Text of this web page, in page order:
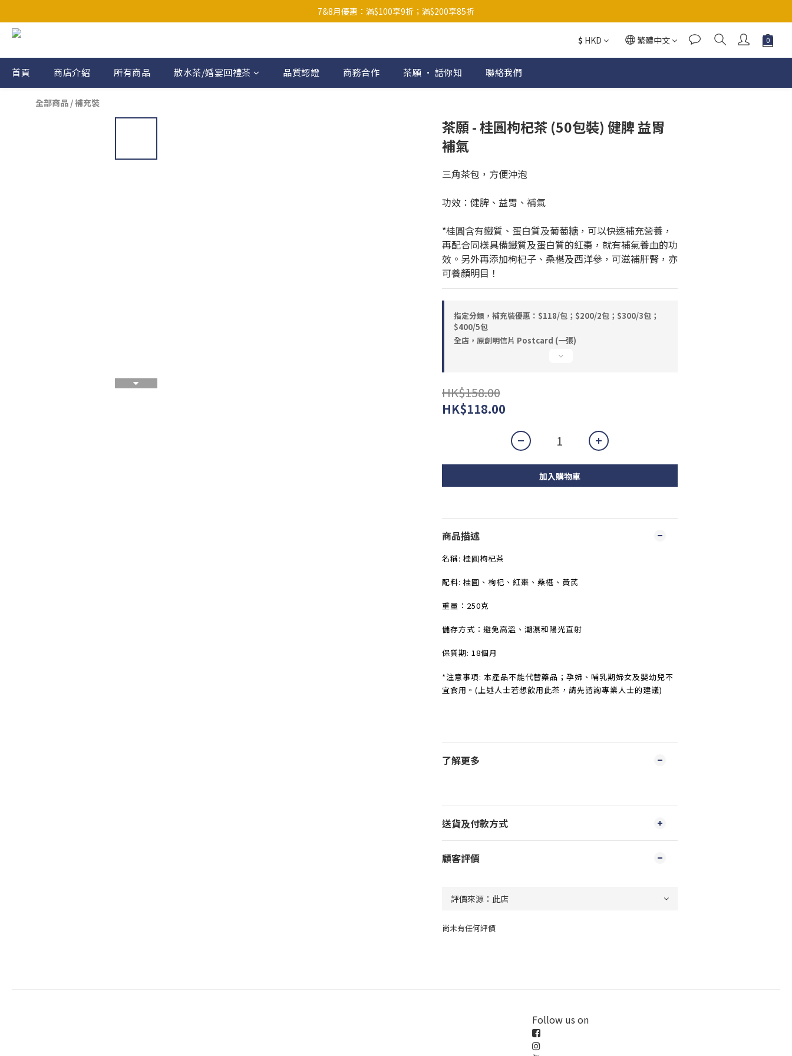
買滿$200免運費（智能櫃/順豐站等需下載順豐App接收取件碼）；買滿$300默認贈送花茶套裝 (*如想轉贈陶瓷杯，下單時請備註)
7&8月優惠：滿$100享9折；滿$200享85折
買滿$200免運費（智能櫃/順豐站等需下載順豐App接收取件碼）；買滿$300默認贈送花茶套裝 (*如想轉贈陶瓷杯，下單時請備註)
$ HKD 繁體中文
首頁 商店介紹 所有商品 散水茶/婚宴回禮茶 品質認證 商務合作 茶願 • 話你知 聯絡我們
全部商品 /補充裝
茶願 - 桂圓枸杞茶 (50包裝) 健脾 益胃
補氣
三角茶包，方便沖泡
功效：健脾、益胃、補氣
*桂圓含有鐵質、蛋白質及葡萄糖，可以快速補充營養，
再配合同樣具備鐵質及蛋白質的紅棗，就有補氣養血的功
效。另外再添加枸杞子、桑椹及西洋參，可滋補肝腎，亦
可養顏明目！
指定分類，補充裝優惠：$118/包；$200/2包；$300/3包；
$400/5包
全店，原創明信片 Postcard (一張)
HK$158.00
HK$118.00
加入購物車
商品描述
名稱: 桂圓枸杞茶
配料: 桂圓、枸杞、紅棗、桑椹、黃芪
重量：250克
儲存方式：避免高溫、潮濕和陽光直射
保質期: 18個月
*注意事項: 本產品不能代替藥品；孕婦、哺乳期婦女及嬰幼兒不
宜食用。(上述人士若想飲用此茶，請先諮詢專業人士的建議)
了解更多
送貨及付款方式
顧客評價
尚未有任何評價
Follow us on